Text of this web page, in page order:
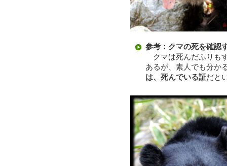
参考：クマの死を確認
クマは死んだふりも
あるが、素人でも分か
は、死んでいる証だと